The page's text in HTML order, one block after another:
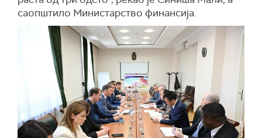
саопштило Министарство финансија.